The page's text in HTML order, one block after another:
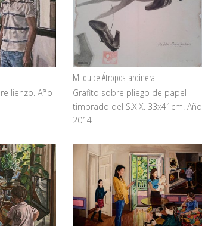
lienzo. Año
Mi dulce Átropos jardinera
Grafito sobre pliego de papel
timbrado del S.XIX. 33x41cm. Año
2014